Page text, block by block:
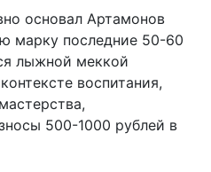
основал Артамонов
марку последние 50-60
лыжной меккой
воспитания,
500-1000 рублей в